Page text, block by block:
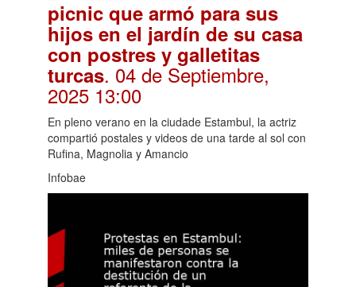
picnic que armó para sus
hijos en el jardín de su casa
con postres y galletitas
turcas. 04 de Septiembre,
2025 13:00
En pleno verano en la ciudade Estambul, la actriz
compartió postales y videos de una tarde al sol con
Rufina, Magnolia y Amancio
Infobae